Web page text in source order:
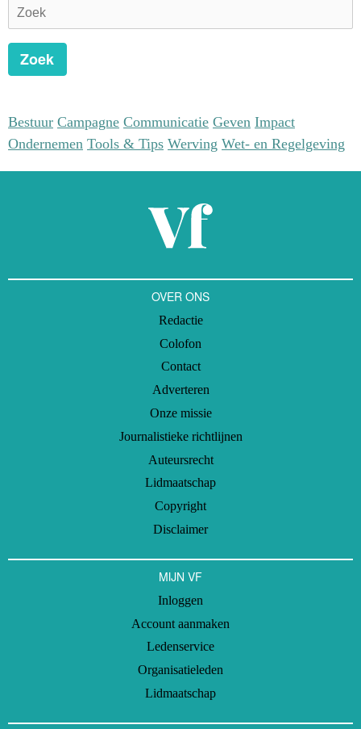
Zoek
Bestuur Campagne Communicatie Geven Impact
Ondernemen Tools & Tips Werving Wet- en Regelgeving
OVER ONS
Redactie
Colofon
Contact
Adverteren
Onze missie
Journalistieke richtlijnen
Auteursrecht
Lidmaatschap
Copyright
Disclaimer
MIJN VF
Inloggen
Account aanmaken
Ledenservice
Organisatieleden
Lidmaatschap